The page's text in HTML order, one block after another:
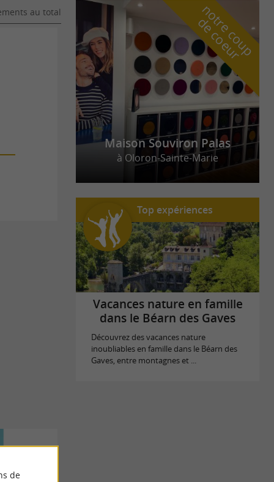
au total n
o
t
r
e
c
o
u
p
d
e
c
o
e
u
r
Maison Souviron Palas
à Oloron-Sainte-Marie
Top expériences
Vacances nature en famille
dans le Béarn des Gaves
Découvrez des vacances nature
inoubliables en famille dans le Béarn des
Gaves, entre montagnes et ...
de